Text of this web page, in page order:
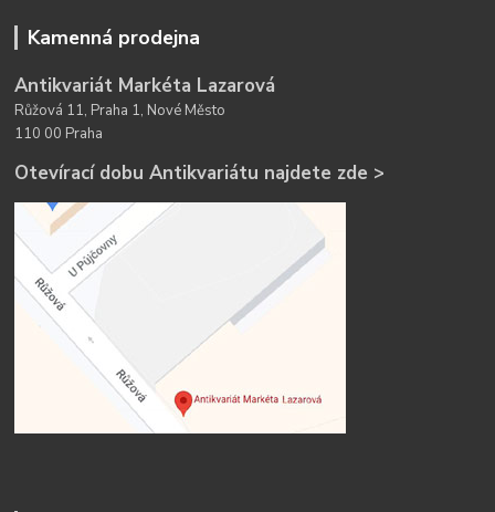
Kamenná prodejna
Antikvariát Markéta Lazarová
Růžová 11, Praha 1, Nové Město
110 00 Praha
Otevírací dobu Antikvariátu najdete zde >